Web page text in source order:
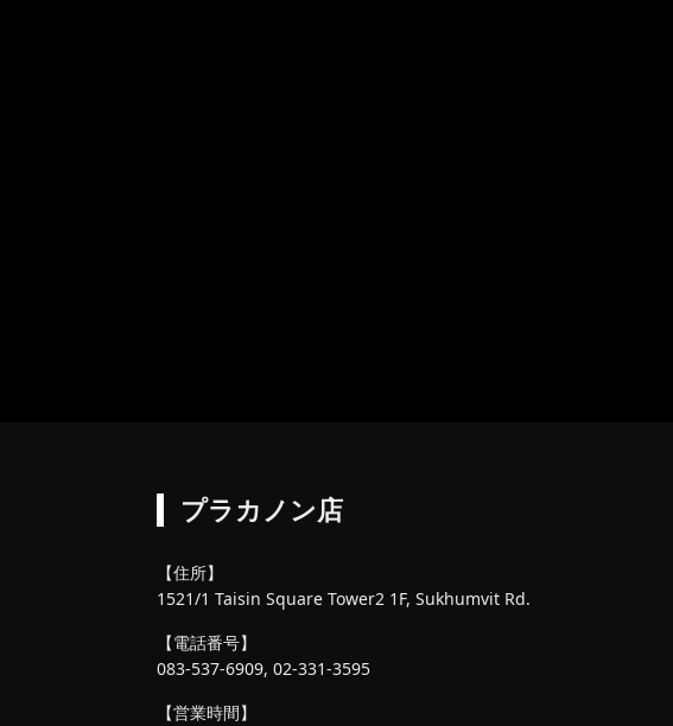
プラカノン店
【住所】
1521/1 Taisin Square Tower2 1F, Sukhumvit Rd.
【電話番号】
083-537-6909, 02-331-3595
【営業時間】